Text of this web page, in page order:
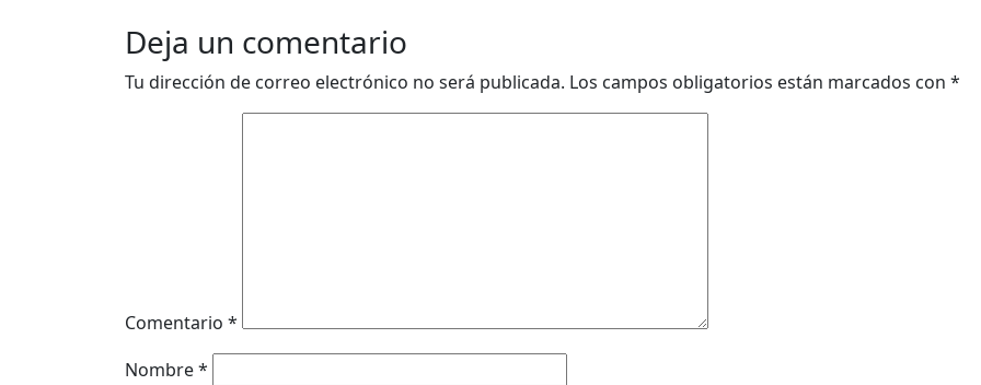
Deja un comentario
Tu dirección de correo electrónico no será publicada. Los campos obligatorios están marcados con *
Comentario *
Nombre*